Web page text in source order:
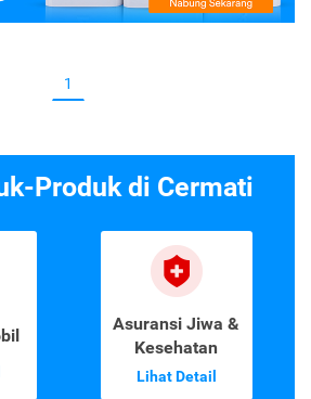
1
Produk di Cermati
Asuransi Jiwa &
Kesehatan
Lihat Detail